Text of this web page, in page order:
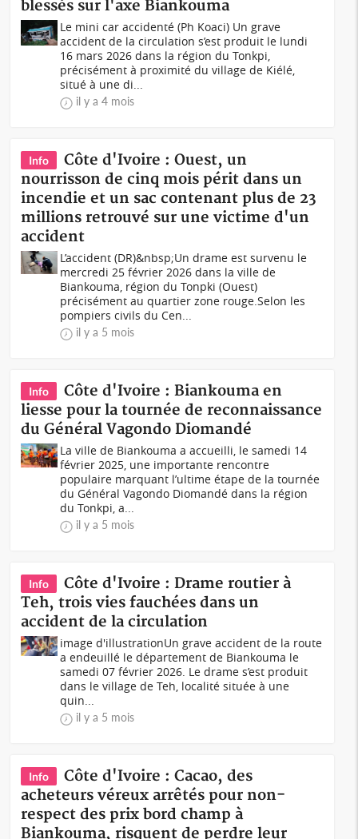
blessés sur l'axe Biankouma
Le mini car accidenté (Ph Koaci) Un grave
accident de la circulation s’est produit le lundi
16 mars 2026 dans la région du Tonkpi,
précisément à proximité du village de Kiélé,
situé à une di...
il y a 4 mois
Info
Côte d'Ivoire : Ouest, un
nourrisson de cinq mois périt dans un
incendie et un sac contenant plus de 23
millions retrouvé sur une victime d'un
accident
L’accident (DR)&nbsp;Un drame est survenu le
mercredi 25 février 2026 dans la ville de
Biankouma, région du Tonpki (Ouest)
précisément au quartier zone rouge.Selon les
pompiers civils du Cen...
il y a 5 mois
Info
Côte d'Ivoire : Biankouma en
liesse pour la tournée de reconnaissance
du Général Vagondo Diomandé
La ville de Biankouma a accueilli, le samedi 14
février 2025, une importante rencontre
populaire marquant l’ultime étape de la tournée
du Général Vagondo Diomandé dans la région
du Tonkpi, a...
il y a 5 mois
Info
Côte d'Ivoire : Drame routier à
Teh, trois vies fauchées dans un
accident de la circulation
image d'illustrationUn grave accident de la route
a endeuillé le département de Biankouma le
samedi 07 février 2026. Le drame s’est produit
dans le village de Teh, localité située à une
quin...
il y a 5 mois
Info
Côte d'Ivoire : Cacao, des
acheteurs véreux arrêtés pour non-
respect des prix bord champ à
Biankouma, risquent de perdre leur